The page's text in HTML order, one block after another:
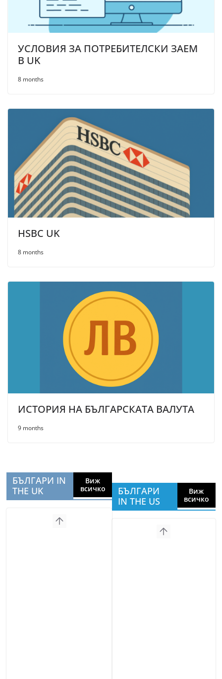
УСЛОВИЯ ЗА ПОТРЕБИТЕЛСКИ ЗАЕМ
В UK
8 months
HSBC UK
8 months
ИСТОРИЯ НА БЪЛГАРСКАТА ВАЛУТА
9 months
БЪЛГАРИ IN
THE UK
Виж
всичко
БЪЛГАРИ
IN THE US
Виж
всичко